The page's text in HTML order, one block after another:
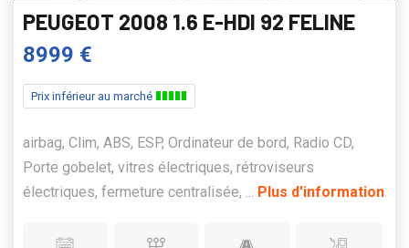
PEUGEOT 2008 1.6 E-HDI 92 FELINE
8999 €
Prix inférieur au marché
airbag, Clim, ABS, ESP, Ordinateur de bord, Radio CD,
Porte gobelet, vitres électriques, rétroviseurs
électriques, fermeture centralisée, ... Plus d'information